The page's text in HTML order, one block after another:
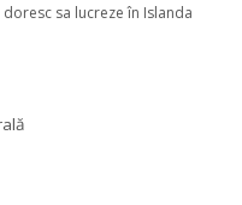
sa lucreze în Islanda